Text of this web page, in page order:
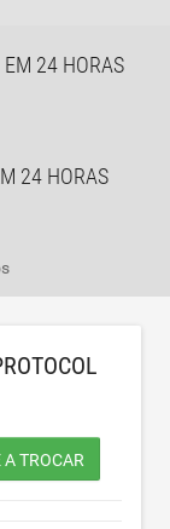
EM 24 HORAS
24 HORAS
A TROCAR